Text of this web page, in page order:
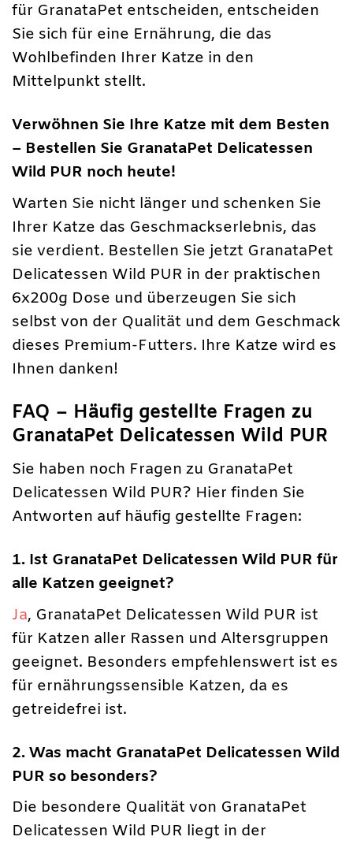
für GranataPet entscheiden, entscheiden
Sie sich für eine Ernährung, die das
Wohlbefinden Ihrer Katze in den
Mittelpunkt stellt.
Verwöhnen Sie Ihre Katze mit dem Besten
– Bestellen Sie GranataPet Delicatessen
Wild PUR noch heute!
Warten Sie nicht länger und schenken Sie
Ihrer Katze das Geschmackserlebnis, das
sie verdient. Bestellen Sie jetzt GranataPet
Delicatessen Wild PUR in der praktischen
6x200g Dose und überzeugen Sie sich
selbst von der Qualität und dem Geschmack
dieses Premium-Futters. Ihre Katze wird es
Ihnen danken!
FAQ – Häufig gestellte Fragen zu
GranataPet Delicatessen Wild PUR
Sie haben noch Fragen zu GranataPet
Delicatessen Wild PUR? Hier finden Sie
Antworten auf häufig gestellte Fragen:
1. Ist GranataPet Delicatessen Wild PUR für
alle Katzen geeignet?
Ja, GranataPet Delicatessen Wild PUR ist
für Katzen aller Rassen und Altersgruppen
geeignet. Besonders empfehlenswert ist es
für ernährungssensible Katzen, da es
getreidefrei ist.
2. Was macht GranataPet Delicatessen Wild
PUR so besonders?
Die besondere Qualität von GranataPet
Delicatessen Wild PUR liegt in der